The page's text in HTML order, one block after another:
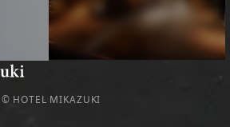
© HOTEL MIKAZUKI